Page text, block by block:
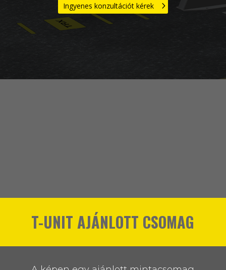
Ingyenes konzultációt kérek
T-UNIT AJÁNLOTT CSOMAG